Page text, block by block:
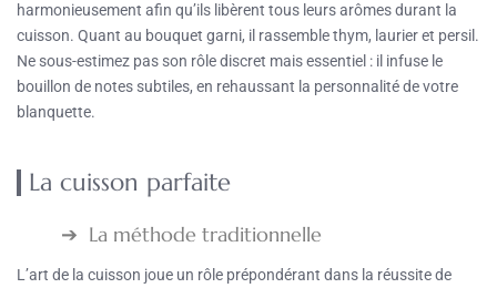
harmonieusement afin qu’ils libèrent tous leurs arômes durant la
cuisson. Quant au bouquet garni, il rassemble thym, laurier et persil.
Ne sous-estimez pas son rôle discret mais essentiel : il infuse le
bouillon de notes subtiles, en rehaussant la personnalité de votre
blanquette.
La cuisson parfaite
La méthode traditionnelle
L’art de la cuisson joue un rôle prépondérant dans la réussite de